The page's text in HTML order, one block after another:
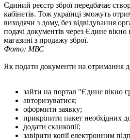
Єдиний реєстр зброї передбачає
кабінетів. Тож українці зможуть
виходячи з дому, без відвідування
подачі документів через Єдине
магазині з продажу зброї.
Фото: МВС
Як подати документи на отримання
зайти на портал "Єдине вікно
авторизуватися;
оформити заявку;
прикріпити пакет необхідних
додати сканкопії;
завірити копії електронним